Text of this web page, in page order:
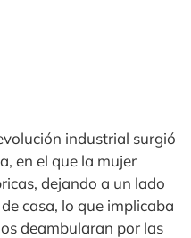
industrial surgió
en el que la mujer
dejando a un lado
casa, lo que implicaba
deambularan por las